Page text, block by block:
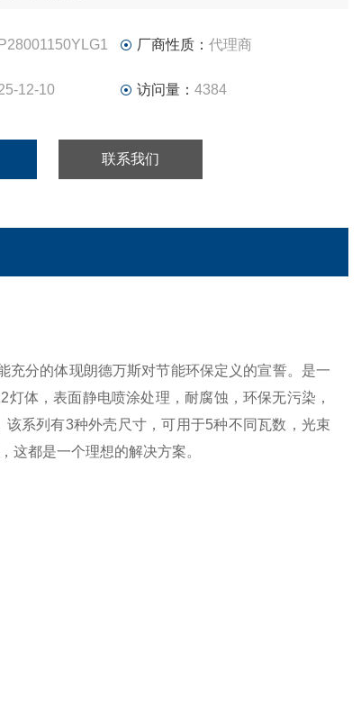
厂商性质： 代理商
12-10 访问量： 4384
联系我们
分的体现朗德万斯对节能环保定义的宣誓。是一
体，表面静电喷涂处理，耐腐蚀，环保无污染，
系列有3种外壳尺寸，可用于5种不同瓦数，光束
这都是一个理想的解决方案。